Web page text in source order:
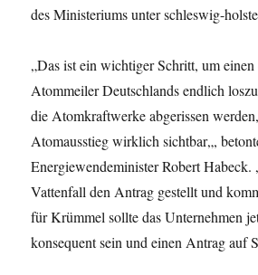
des Ministeriums unter schleswig-
„Das ist ein wichtiger Schritt, um einen
Atommeiler Deutschlands endlich
die Atomkraftwerke abgerissen
Atomausstieg wirklich sichtbar„,
Energiewendeminister Robert Habeck.
Vattenfall den Antrag gestellt und
für Krümmel sollte das Unternehmen
konsequent sein und einen Antrag auf